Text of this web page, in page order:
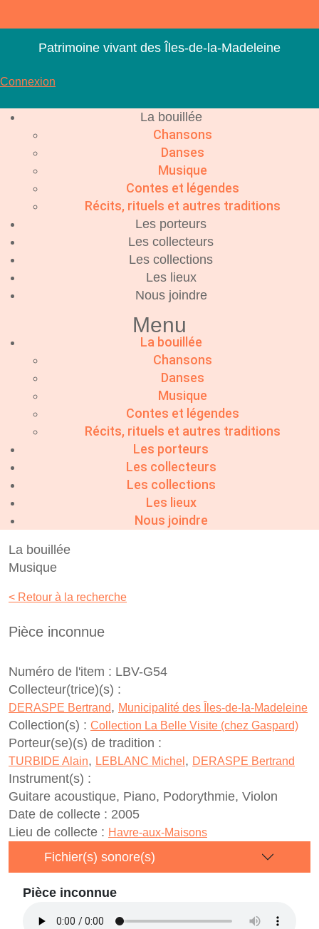
contenu
Patrimoine vivant des Îles-de-la-Madeleine
Connexion
La bouillée
Chansons
Danses
Musique
Contes et légendes
Récits, rituels et autres traditions
Les porteurs
Les collecteurs
Les collections
Les lieux
Nous joindre
Menu
La bouillée
Chansons
Danses
Musique
Contes et légendes
Récits, rituels et autres traditions
Les porteurs
Les collecteurs
Les collections
Les lieux
Nous joindre
La bouillée
Musique
< Retour à la recherche
Pièce inconnue
Numéro de l'item : LBV-G54
Collecteur(trice)(s) :
DERASPE Bertrand, Municipalité des Îles-de-la-Madeleine
Collection(s) : Collection La Belle Visite (chez Gaspard)
Porteur(se)(s) de tradition :
TURBIDE Alain, LEBLANC Michel , DERASPE Bertrand
Instrument(s) :
Guitare acoustique, Piano, Podorythmie, Violon
Date de collecte : 2005
Lieu de collecte : Havre-aux-Maisons
Fichier(s) sonore(s)
Pièce inconnue